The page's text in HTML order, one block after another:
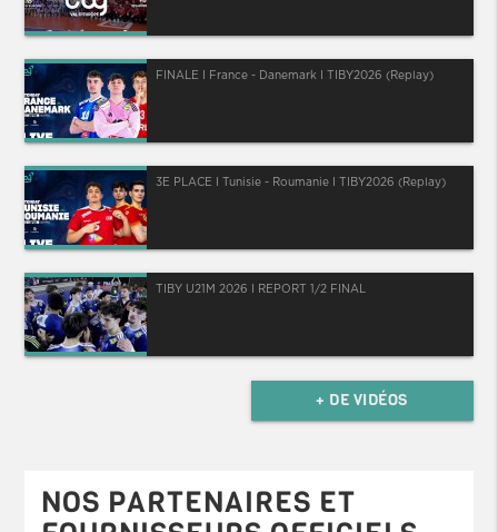
FINALE I France - Danemark I TIBY2026 (Replay)
3E PLACE I Tunisie - Roumanie I TIBY2026 (Replay)
TIBY U21M 2026 I REPORT 1/2 FINAL
+ DE VIDÉOS
NOS PARTENAIRES ET